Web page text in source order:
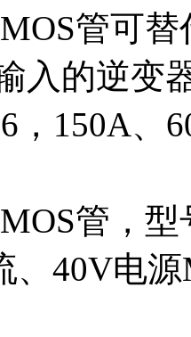
管可
入的逆变
，150A、
管，
、40V电